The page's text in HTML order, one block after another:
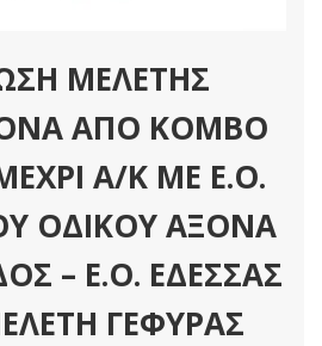
ΜΕΛΕΤΗΣ
ΑΠΟ ΚΟΜΒΟ
Α/Κ ΜΕ Ε.Ο.
ΟΔΙΚΟΥ ΑΞΟΝΑ
– Ε.Ο. ΕΔΕΣΣΑΣ
ΓΕΦΥΡΑΣ